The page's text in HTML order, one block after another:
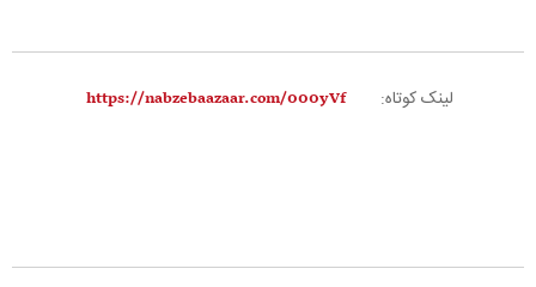
لینک کوتاه: